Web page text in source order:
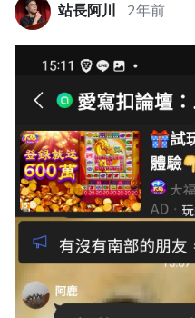
站長阿川 2年前